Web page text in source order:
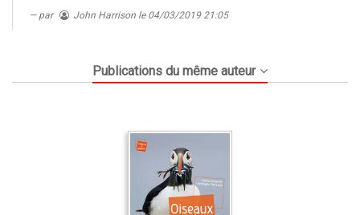
par John Harrison le 04/03/2019 21:05
Publications du même auteur